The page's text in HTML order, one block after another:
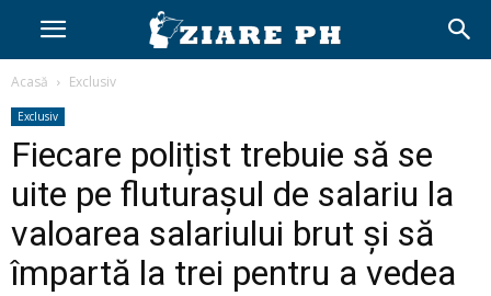
Acasă Exclusiv
Exclusiv
Fiecare polițist trebuie să se
uite pe fluturașul de salariu la
valoarea salariului brut și să
împartă la trei pentru a vedea